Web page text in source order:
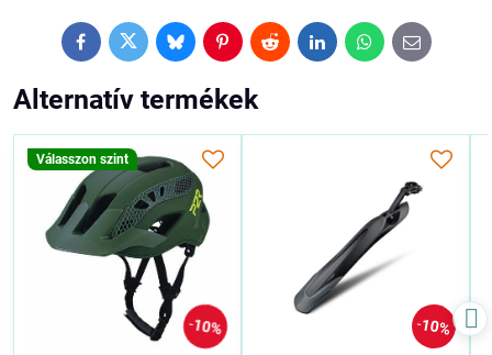
FacebookTwitterBlueskyPinterestRedditLinkedInWhatsApp
E-
mail
Alternatív termékek
10%
Válasszon szint
10%